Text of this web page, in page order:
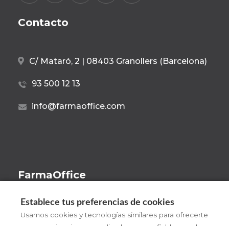
Contacto
C/ Mataró, 2 | 08403 Granollers (Barcelona)
93 500 12 13
info@farmaoffice.com
FarmaOffice
Beneficios
¡Pruébalo!
Establece tus preferencias de cookies
Usamos cookies y tecnologías similares para ofrecerte